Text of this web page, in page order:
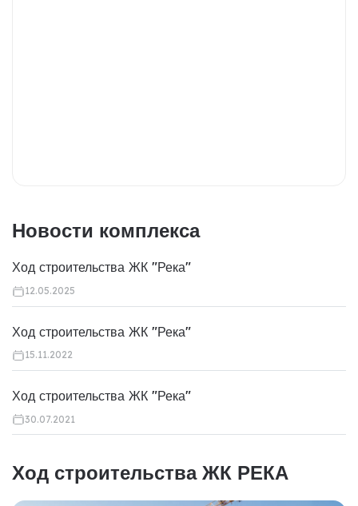
Новости комплекса
Ход строительства ЖК "Река"
12.05.2025
Ход строительства ЖК "Река"
15.11.2022
Ход строительства ЖК "Река"
30.07.2021
Ход строительства ЖК РЕКА